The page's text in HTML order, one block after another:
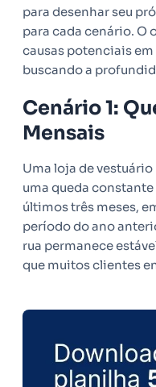
para desenhar seu
para cada cenário. O
causas potenciais
buscando a
Cenário 1:
Mensais
Uma loja de
uma queda constante
últimos três meses,
período do ano
rua permanece
que muitos clientes